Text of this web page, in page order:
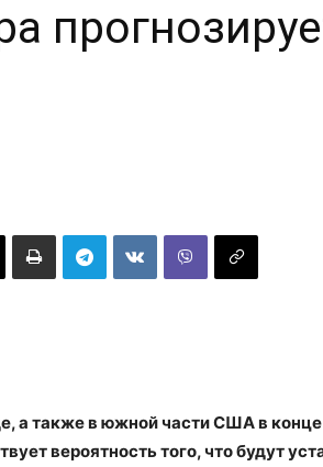
а также в южной части США в
вероятность того, что будут